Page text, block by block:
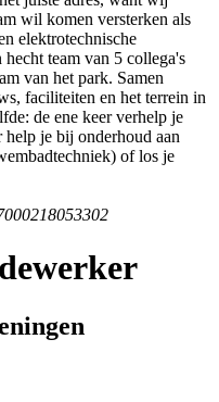
wil komen versterken als
elektrotechnische
team van 5 collega's
van het park. Samen
faciliteiten en het terrein in
de ene keer verhelp je
help je bij onderhoud aan
of los je